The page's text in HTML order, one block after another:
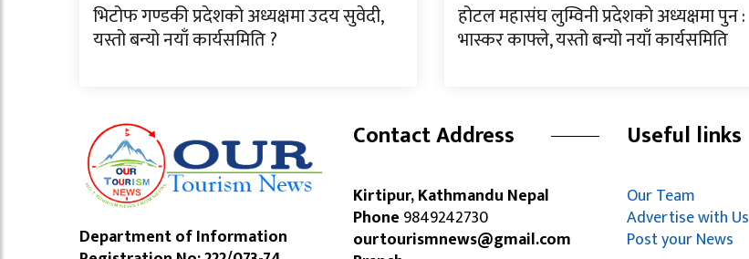
भिटोफ गण्डकी प्रदेशको अध्यक्षमा उदय सुवेदी,
यस्तो बन्यो नयाँ कार्यसमिति ?
होटल महासंघ लुम्विनी प्रदेशको अध्यक्षमा पुन :
भास्कर काफ्ले, यस्तो बन्यो नयाँ कार्यसमिति
Department of Information
Contact Address
Kirtipur, Kathmandu Nepal
Phone 9849242730
ourtourismnews@gmail.com
Useful links
Our Team
Advertise with Us
Post your News